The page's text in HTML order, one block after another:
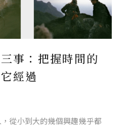
事：把握時間的
經過
從小到大的幾個興趣幾乎都